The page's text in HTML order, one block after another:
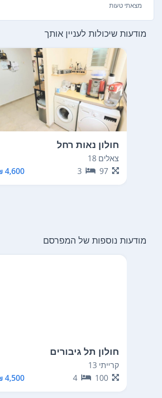
מצאתי טעות
מודעות שיכולות לעניין אותך
חולון נאות רחל
צאלים 18
97
3
4,600 ₪
מודעות נוספות של המפרסם
חולון תל גיבורים
קרייתי 13
100
4
4,500 ₪